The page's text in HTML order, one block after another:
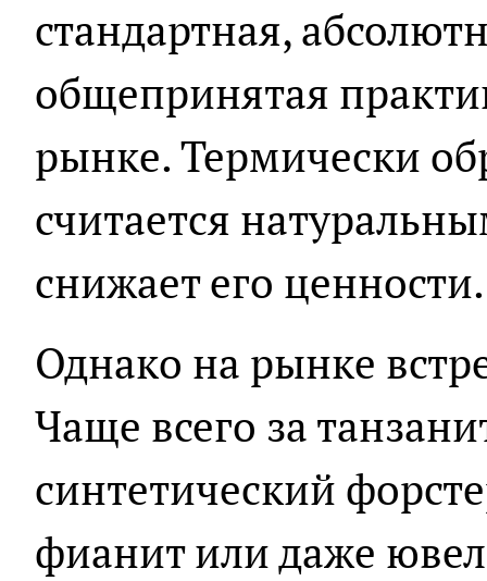
стандартная,
общепринятая
рынке. Термически
считается
снижает его ценности.
Однако на рынке
Чаще всего за
синтетический
фианит или даже